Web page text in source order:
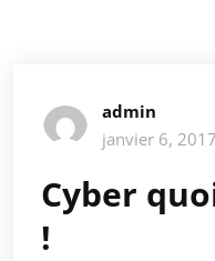
admin
janvier 6, 2017
Cyber
!